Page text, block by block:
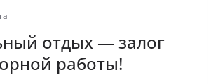
отдых — залог
работы!